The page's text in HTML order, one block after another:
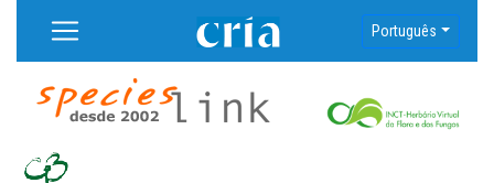
Português